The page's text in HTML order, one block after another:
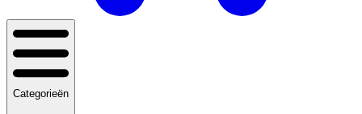
Categorieën